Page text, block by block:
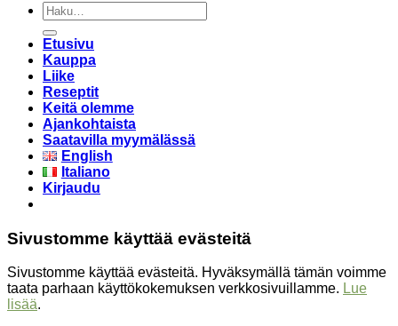
Etsi:
Etusivu
Kauppa
Liike
Reseptit
Keitä olemme
Ajankohtaista
Saatavilla myymälässä
English
Italiano
Kirjaudu
Sivustomme käyttää evästeitä
Sivustomme käyttää evästeitä. Hyväksymällä tämän voimme
taata parhaan käyttökokemuksen verkkosivuillamme. Lue
lisää.